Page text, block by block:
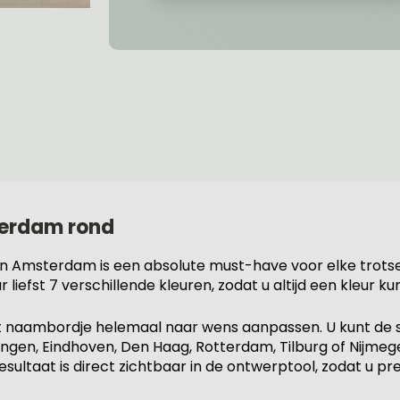
rond
is een absolute must-have voor elke
7 verschillende kleuren, zodat u altijd een kleur
helemaal naar wens aanpassen. U kunt
Eindhoven, Den Haag, Rotterdam, Tilburg of
is direct zichtbaar in de ontwerptool, zodat u